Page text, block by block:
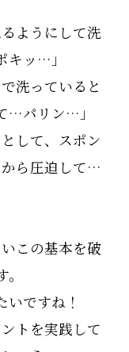
ようにして洗
キッ…」
洗っていると
…パリン…」
して、スポン
ら圧迫して…
この基本を破
ですね！
トを実践して